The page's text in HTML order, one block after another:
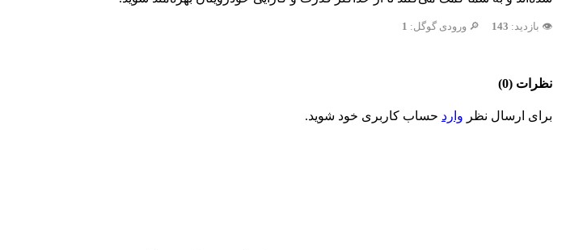
👁️ بازدید: 143 🔎 ورودی گوگل: 1
نظرات (0)
برای ارسال نظر وارد حساب کاربری خود شوید.